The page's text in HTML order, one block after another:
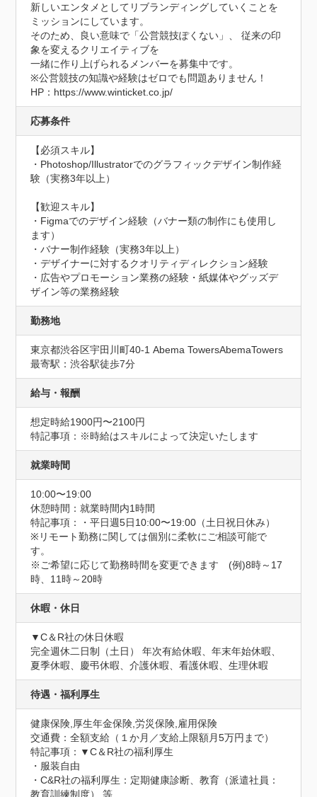
新しいエンタメとしてリブランディングしていくことを
ミッションにしています。
そのため、良い意味で「公営競技ぽくない」、 従来の印
象を変えるクリエイティブを
一緒に作り上げられるメンバーを募集中です。
※公営競技の知識や経験はゼロでも問題ありません！
HP：https://www.winticket.co.jp/
応募条件
【必須スキル】
・Photoshop/Illustratorでのグラフィックデザイン制作経
験（実務3年以上）
【歓迎スキル】
・Figmaでのデザイン経験（バナー類の制作にも使用し
ます）
・バナー制作経験（実務3年以上）
・デザイナーに対するクオリティディレクション経験
・広告やプロモーション業務の経験・紙媒体やグッズデ
ザイン等の業務経験
勤務地
東京都渋谷区宇田川町40-1 Abema TowersAbemaTowers
最寄駅：渋谷駅徒歩7分
給与・報酬
想定時給1900円〜2100円
特記事項：※時給はスキルによって決定いたします
就業時間
10:00〜19:00
休憩時間：就業時間内1時間
特記事項：・平日週5日10:00〜19:00（土日祝日休み）
※リモート勤務に関しては個別に柔軟にご相談可能で
す。
※ご希望に応じて勤務時間を変更できます　(例)8時～17
時、11時～20時
休暇・休日
▼C＆R社の休日休暇
完全週休二日制（土日） 年次有給休暇、年末年始休暇、
夏季休暇、慶弔休暇、介護休暇、看護休暇、生理休暇
待遇・福利厚生
健康保険,厚生年金保険,労災保険,雇用保険
交通費：全額支給（１か月／支給上限額月5万円まで）
特記事項：▼C＆R社の福利厚生
・服装自由
・C&R社の福利厚生：定期健康診断、教育（派遣社員：
教育訓練制度） 等